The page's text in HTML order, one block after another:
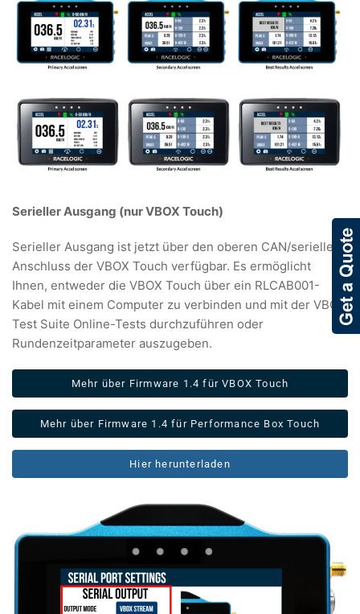
Serieller Ausgang (nur VBOX Touch)
Serieller Ausgang ist jetzt über den oberen CAN/seriellen
Anschluss der VBOX Touch verfügbar. Es ermöglicht
Ihnen, entweder die VBOX Touch über ein RLCAB001-
Kabel mit einem Computer zu verbinden und mit der VBOX
Test Suite Online-Tests durchzuführen oder
Rundenzeitparameter auszugeben.
Mehr über Firmware 1.4 für VBOX Touch
Mehr über Firmware 1.4 für Performance Box Touch
Hier herunterladen